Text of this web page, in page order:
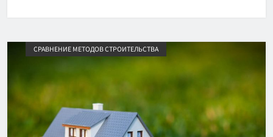
СРАВНЕНИЕ МЕТОДОВ СТРОИТЕЛЬСТВА